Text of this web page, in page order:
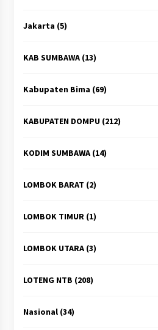
Jakarta (5)
KAB SUMBAWA(13)
Kabupaten Bima (69)
KABUPATEN DOMPU(212)
KODIM SUMBAWA(14)
LOMBOK BARAT (2)
LOMBOK TIMUR(1)
LOMBOK UTARA(3)
LOTENG NTB (208)
Nasional(34)